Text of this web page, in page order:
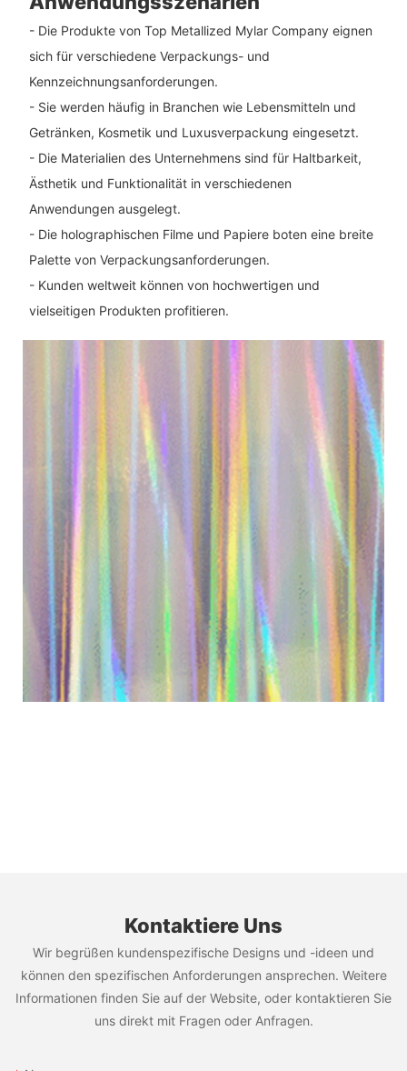
- Die Produkte von Top Metallized Mylar Company eignen
sich für verschiedene Verpackungs- und
Kennzeichnungsanforderungen.
- Sie werden häufig in Branchen wie Lebensmitteln und
Getränken, Kosmetik und Luxusverpackung eingesetzt.
- Die Materialien des Unternehmens sind für Haltbarkeit,
Ästhetik und Funktionalität in verschiedenen
Anwendungen ausgelegt.
- Die holographischen Filme und Papiere boten eine breite
Palette von Verpackungsanforderungen.
- Kunden weltweit können von hochwertigen und
vielseitigen Produkten profitieren.
Kontaktiere Uns
Wir begrüßen kundenspezifische Designs und -ideen und
können den spezifischen Anforderungen ansprechen. Weitere
Informationen finden Sie auf der Website, oder kontaktieren Sie
uns direkt mit Fragen oder Anfragen.